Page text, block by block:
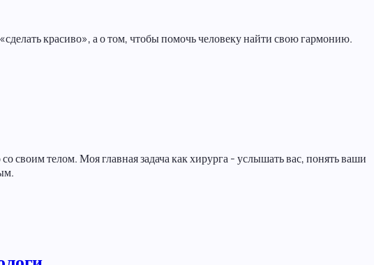
красиво», а о том, чтобы помочь человеку найти свою гармонию.
своим телом. Моя главная задача как хирурга - услышать вас, понять ваши